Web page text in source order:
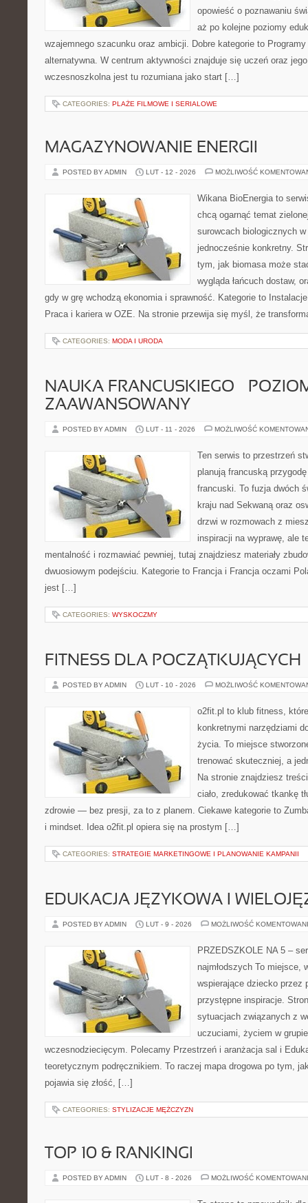
opowieść o poznawaniu
aż po kolejne poziomy
wzajemnego szacunku oraz ambicji. Dobre kategorie to
alternatywna. W centrum aktywności znajduje się uczeń oraz
wczesnoszkolna jest tu rozumiana jako start […]
CATEGORIES: PLAŻE FILMOWE I SERIALOWE
MAGAZYNOWANIE ENERGII
POSTED BY ADMIN LUT - 12 - 2026 MOŻLIWOŚĆ
Wikana BioEnergia to
chcą ogarnąć temat
surowcach biologicznych
jednocześnie konkretny.
tym, jak biomasa może
wygląda łańcuch dostaw,
gdy w grę wchodzą ekonomia i sprawność. Kategorie to
Praca i kariera w OZE. Na stronie przewija się myśl, że
CATEGORIES: MODA I URODA
NAUKA FRANCUSKIEGO –
ZAAWANSOWANY
POSTED BY ADMIN LUT - 11 - 2026 MOŻLIWOŚĆ
Ten serwis to przestrzeń
planują francuską
francuski. To fuzja dwóch
kraju nad Sekwaną oraz
drzwi w rozmowach z
inspiracji na wyprawę, ale
mentalność i rozmawiać pewniej, tutaj znajdziesz materiały
dwuosiowym podejściu. Kategorie to Francja i Francja oczami
jest […]
CATEGORIES: WYSKOCZMY
FITNESS DLA POCZĄTKUJĄCYCH
POSTED BY ADMIN LUT - 10 - 2026 MOŻLIWOŚĆ
o2fit.pl to klub fitness,
konkretnymi narzędziami
życia. To miejsce
trenować skuteczniej, a
Na stronie znajdziesz
ciało, zredukować tkankę
zdrowie — bez presji, za to z planem. Ciekawe kategorie to
i mindset. Idea o2fit.pl opiera się na prostym […]
CATEGORIES: STRATEGIE MARKETINGOWE I PLANOWANIE KAMPANII
EDUKACJA JĘZYKOWA I
POSTED BY ADMIN LUT - 9 - 2026 MOŻLIWOŚĆ
PRZEDSZKOLE NA 5 –
najmłodszych To miejsce,
wspierające dziecko przez
przystępne inspiracje.
sytuacjach związanych z
uczuciami, życiem w
wczesnodziecięcym. Polecamy Przestrzeń i aranżacja sal i
teoretycznym podręcznikiem. To raczej mapa drogowa po tym,
pojawia się złość, […]
CATEGORIES: STYLIZACJE MĘŻCZYZN
TOP 10 & RANKINGI
POSTED BY ADMIN LUT - 8 - 2026 MOŻLIWOŚĆ